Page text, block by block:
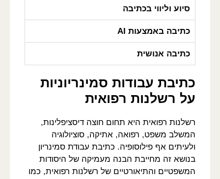
סיוע וליווי בכתיבה
כתיבה באמצעות AI
כתיבה אנושית
כתיבת עבודות סמינריוניות
על רשלנות רפואית
רשלנות רפואית היא תחום חוצה דיסציפלינות,
המשלב משפט, רפואה, אתיקה, סוציולוגיה
ולעיתים אף פילוסופיה. כתיבת עבודת סמינריון
בנושא זה מחייבת הבנה מעמיקה של היסודות
המשפטיים והתיאורטיים של רשלנות רפואית, כמו